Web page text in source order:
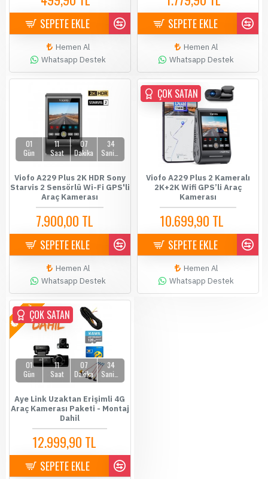
SEPETE EKLE
Hemen Al
Whatsapp Destek
SEPETE EKLE
Hemen Al
Whatsapp Destek
01
Gün
11
Saat
07
Dakika
34
Viofo A229 Plus 2K HDR Sony
Starvis 2 Sensörlü Wi-Fi GPS'li
Araç Kamerası
7.900,00 TL
SEPETE EKLE
Hemen Al
Whatsapp Destek
ÇOK SATAN
ÇOK SATAN
Viofo A229 Plus 2 Kameralı
2K+2K Wifi GPS’li Araç
Kamerası
10.699,90 TL
SEPETE EKLE
Hemen Al
Whatsapp Destek
YENİÇOK SATAN
01
Gün
11
Saat
07
Dakika
34
Aye Link Uzaktan Erişimli 4G
Araç Kamerası Paketi - Montaj
Dahil
12.999,90 TL
SEPETE EKLE